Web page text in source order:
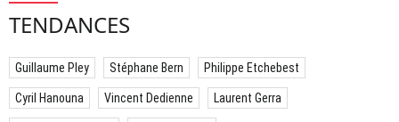
TENDANCES
Guillaume Pley Stéphane Bern Philippe Etchebest
Cyril Hanouna Vincent Dedienne Laurent Gerra